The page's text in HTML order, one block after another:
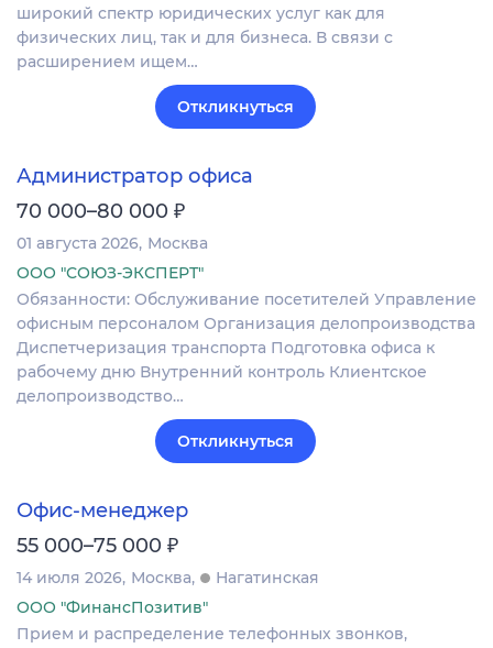
широкий спектр юридических услуг как для
физических лиц, так и для бизнеса. В связи с
расширением ищем…
Откликнуться
Администратор офиса
70 000–80 000 ₽
01 августа 2026 Москва
ООО "СОЮЗ-ЭКСПЕРТ"
Обязанности: Обслуживание посетителей Управление
офисным персоналом Организация делопроизводства
Диспетчеризация транспорта Подготовка офиса к
рабочему дню Внутренний контроль Клиентское
делопроизводство…
Откликнуться
Офис-менеджер
55 000–75 000 ₽
14 июля 2026 Москва
Нагатинская
ООО "ФинансПозитив"
Прием и распределение телефонных звонков,